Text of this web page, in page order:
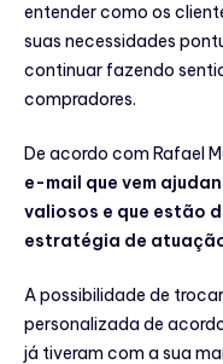
entender como os
suas necessidades
continuar fazendo
compradores.
De acordo com Rafael
e-mail que vem
valiosos e que estão
estratégia de
A possibilidade de
personalizada de
já tiveram com a sua